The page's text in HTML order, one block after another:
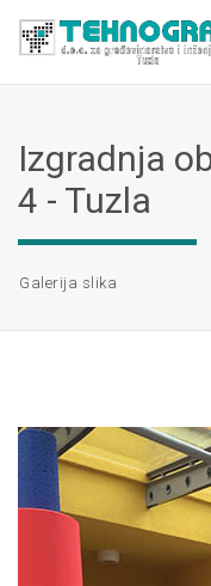
Izgradnja
4 - Tuzla
Galerija slika